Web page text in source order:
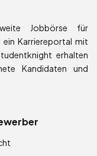
Jobbörse für
ein Karriereportal mit
erhalten
Kandidaten und